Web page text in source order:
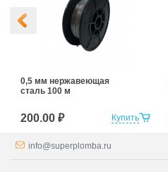
Купить
0,5 мм нержавеющая
сталь 100 м
200.00 ₽
info@superplomba.ru